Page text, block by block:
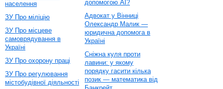
населення
ЗУ Про міліцію
ЗУ Про місцеве
самоврядування в
Україні
ЗУ Про охорону праці
ЗУ Про регулювання
містобудівної діяльності
допомогою AI?
Адвокат у Вінниці
Олександр Малик —
юридична допомога в
Україні
Сніжна куля проти
лавини: у якому
порядку гасити кілька
позик — математика від